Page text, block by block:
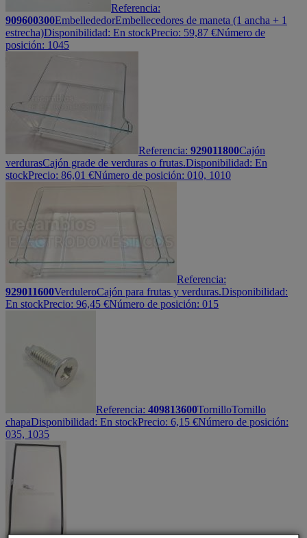
Referencia:
909600300EmbellededorEmbellecedores de maneta (1 ancha + 1
estrecha)Disponibilidad: En stockPrecio: 59,87 €Número de
posición: 1045
Referencia: 929011800Cajón
verdurasCajón grade de verduras o frutas.Disponibilidad: En
stockPrecio: 86,01 €Número de posición: 010, 1010
Referencia:
929011600VerduleroCajón para frutas y verduras.Disponibilidad:
En stockPrecio: 96,45 €Número de posición: 015
Referencia: 409813600TornilloTornillo
chapaDisponibilidad: En stockPrecio: 6,15 €Número de posición:
035, 1035